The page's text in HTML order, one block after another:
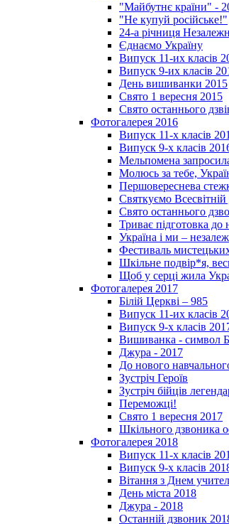
"Майбутнє країни" -
"Не купуй російське!"
24-а річниця
Єднаємо Україну
Випуск 11-их класів
Випуск 9-их класів
День вишиванки 2015
Свято 1 вересня 2015
Свято останнього
Фотогалерея 2016
Випуск 11-х класів
Випуск 9-х класів
Мельпомена
Молюсь за тебе,
Першовереснева
Святкуємо
Свято останнього
Триває підготовка до
Україна і ми –
Фестиваль
Шкільне подвір*я,
Щоб у серці жила
Фотогалерея 2017
Білій Церкві – 985
Випуск 11-их класів
Випуск 9-х класів
Вишиванка - символ
Джура - 2017
До нового
Зустріч Героїв
Зустріч бійців
Переможці!
Свято 1 вересня 2017
Шкільного дзвоника
Фотогалерея 2018
Випуск 11-х класів
Випуск 9-х класів
Вітання з Днем
День міста 2018
Джура - 2018
Останній дзвоник